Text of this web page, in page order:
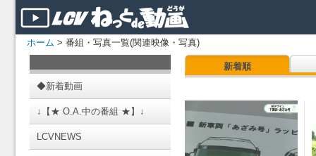
ホーム > 番組・写真一覧(関連映像・写真)
◆新着動画
↓【★ O.A.中の番組 ★】↓
LCVNEWS
新着順